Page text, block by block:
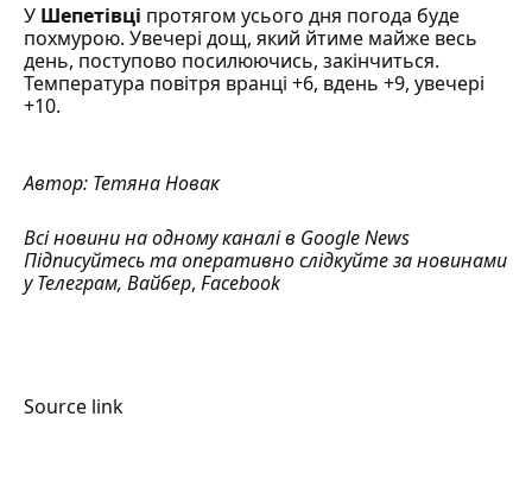
У Шепетівці протягом усього дня погода буде
похмурою. Увечері дощ, який йтиме майже весь
день, поступово посилюючись, закінчиться.
Температура повітря вранці +6, вдень +9, увечері
+10.
Автор: Тетяна Новак
Всі новини на одному каналі в Google News
Підписуйтесь та оперативно слідкуйте за новинами
уТелеграм, Вайбер, Facebook
Source link